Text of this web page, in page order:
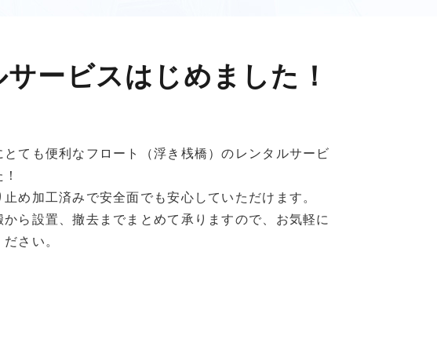
ービスはじめました！
ても便利なフロート（浮き桟橋）のレンタルサービ
め加工済みで安全面でも安心していただけます。
ら設置、撤去までまとめて承りますので、お気軽に
さい。